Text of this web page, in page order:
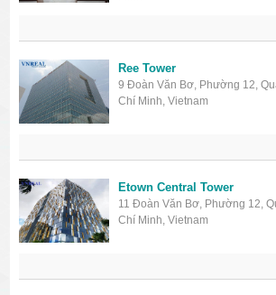
Ree Tower
9 Đoàn Văn Bơ, Phường 12,
Chí Minh, Vietnam
Etown Central Tower
11 Đoàn Văn Bơ, Phường 12,
Chí Minh, Vietnam